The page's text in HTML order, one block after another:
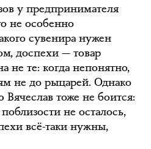
у предпринимателя
не особенно
сувенира нужен
доспехи — товар
не те: когда непонятно,
не до рыцарей. Однако
Вячеслав тоже не боится:
не осталось,
всё-таки нужны,